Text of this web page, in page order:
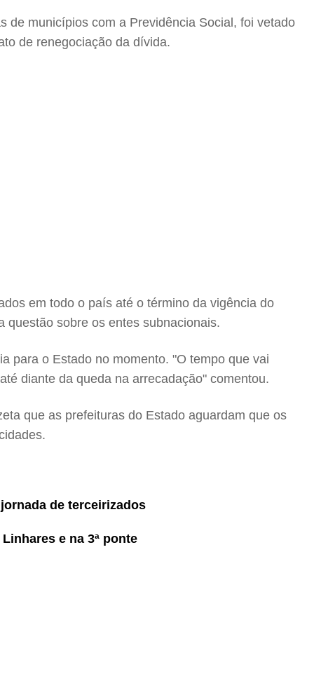
de municípios com a Previdência Social, foi vetado
de renegociação da dívida.
em todo o país até o término da vigência do
questão sobre os entes subnacionais.
para o Estado no momento. "O tempo que vai
diante da queda na arrecadação" comentou.
que as prefeituras do Estado aguardam que os
de terceirizados
e na 3ª ponte